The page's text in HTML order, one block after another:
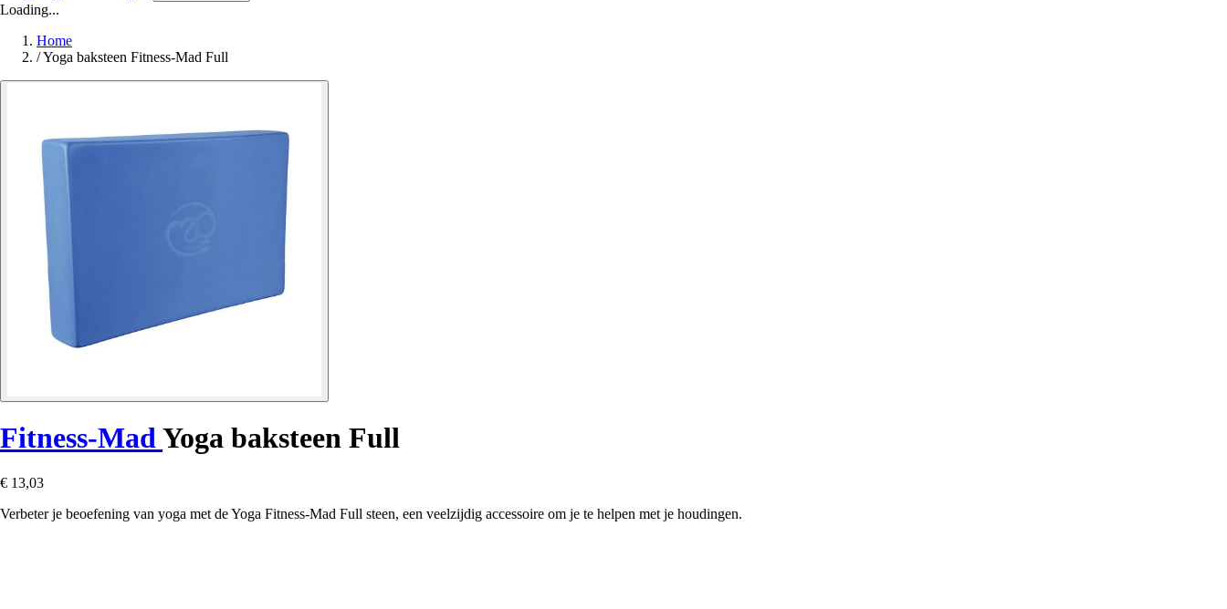
Loading...
Home
/Yoga baksteen Fitness-Mad Full
Fitness-MadYoga baksteen Full
€ 13,03
Verbeter je beoefening van yoga met de Yoga Fitness-Mad Full steen, een veelzijdig accessoire om je te helpen met je houdingen.